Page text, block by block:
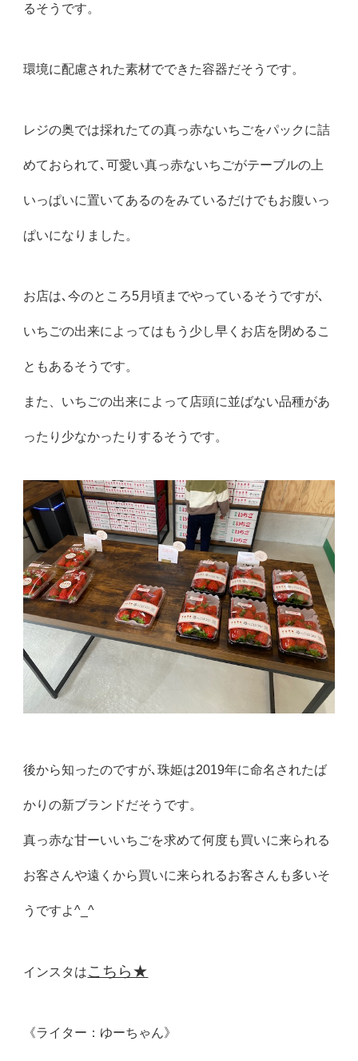
るそうです。
環境に配慮された素材でできた容器だそうです。
レジの奥では採れたての真っ赤ないちごをパックに詰
めておられて､可愛い真っ赤ないちごがテーブルの上
いっぱいに置いてあるのをみているだけでもお腹いっ
ぱいになりました。
お店は､今のところ5月頃までやっているそうですが､
いちごの出来によってはもう少し早くお店を閉めるこ
ともあるそうです。
また、いちごの出来によって店頭に並ばない品種があ
ったり少なかったりするそうです。
後から知ったのですが､珠姫は2019年に命名されたば
かりの新ブランドだそうです。
真っ赤な甘ーいいちごを求めて何度も買いに来られる
お客さんや遠くから買いに来られるお客さんも多いそ
うですよ^_^
インスタはこちら★
《ライター：ゆーちゃん》